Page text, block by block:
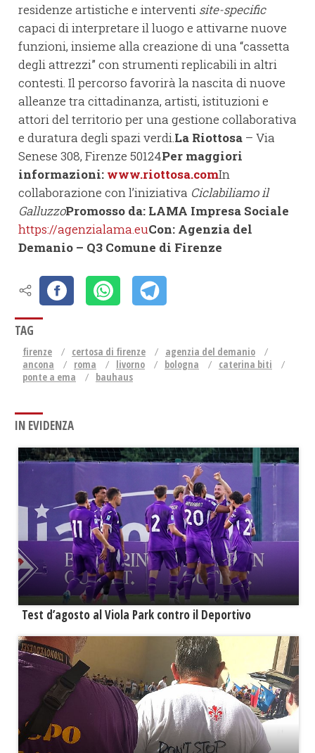
residenze artistiche e interventi site-specific
capaci di interpretare il luogo e attivarne nuove
funzioni, insieme alla creazione di una “cassetta
degli attrezzi” con strumenti replicabili in altri
contesti. Il percorso favorirà la nascita di nuove
alleanze tra cittadinanza, artisti, istituzioni e
attori del territorio per una gestione collaborativa
e duratura degli spazi verdi.La Riottosa – Via
Senese 308, Firenze 50124Per maggiori
informazioni: www.riottosa.comIn
collaborazione con l’iniziativa Ciclabiliamo il
GalluzzoPromosso da: LAMA Impresa Sociale
https://agenzialama.euCon: Agenzia del
Demanio – Q3 Comune di Firenze
TAG
firenze certosa di firenze
agenzia del demanio
ancona
roma livorno bologna
caterina biti
ponte a ema
bauhaus
IN EVIDENZA
Test d’agosto al Viola Park contro il Deportivo